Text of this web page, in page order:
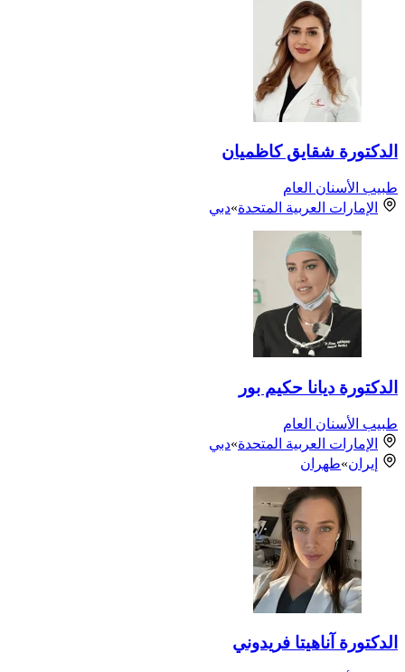
الدكتورة شقايق كاظميان
طبيب الأسنان العام
الإمارات العربية المتحدة»دبي
الدكتورة ديانا حكيم بور
طبيب الأسنان العام
الإمارات العربية المتحدة»دبي
إيران»طهران
الدكتورة آناهیتا فریدوني